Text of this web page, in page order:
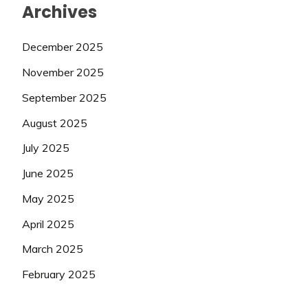
Archives
December 2025
November 2025
September 2025
August 2025
July 2025
June 2025
May 2025
April 2025
March 2025
February 2025